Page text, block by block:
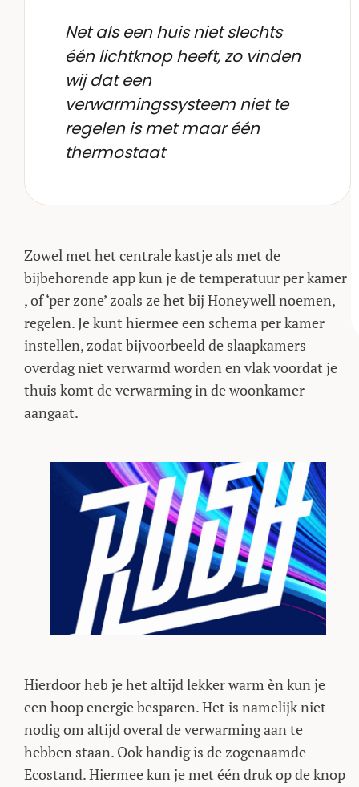
Net als een huis niet slechts
één lichtknop heeft, zo vinden
wij dat een
verwarmingssysteem niet te
regelen is met maar één
thermostaat
Zowel met het centrale kastje als met de
bijbehorende app kun je de temperatuur per kamer
, of ‘per zone’ zoals ze het bij Honeywell noemen,
regelen. Je kunt hiermee een schema per kamer
instellen, zodat bijvoorbeeld de slaapkamers
overdag niet verwarmd worden en vlak voordat je
thuis komt de verwarming in de woonkamer
aangaat.
Hierdoor heb je het altijd lekker warm èn kun je
een hoop energie besparen. Het is namelijk niet
nodig om altijd overal de verwarming aan te
hebben staan. Ook handig is de zogenaamde
Ecostand. Hiermee kun je met één druk op de knop